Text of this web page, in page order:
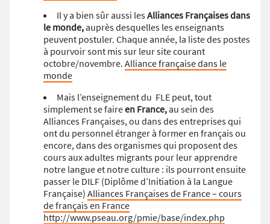
Il y a bien sûr aussi lesAlliances Françaisesdans
le monde,auprès desquelles les enseignants
peuvent postuler. Chaque année, la liste des postes
à pourvoir sont mis sur leur site courant
octobre/novembre. Alliance française dans le
monde
Mais l’enseignement du FLE peut, tout
simplement se faireen France,au sein des
Alliances Françaises, ou dans des entreprises qui
ont du personnel étranger à former en français ou
encore, dans des organismes qui proposent des
cours aux adultes migrants pour leur apprendre
notre langue et notre culture : ils pourront ensuite
passer le DILF (Diplôme d’Initiation à la Langue
Française) Alliances Françaises de France – cours
de français en France
http://www.pseau.org/pmie/base/index.php